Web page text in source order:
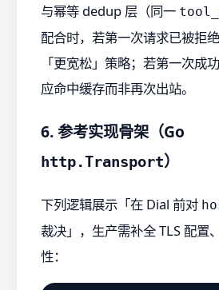
与幂等 dedup 层（同一
配合时，若第一次请求已被拒
「更宽松」策略；若第一次成
应命中缓存而非再次出站。
6. 参考实现骨架（Go
http.Transport）
下列逻辑展示「在 Dial 前对
裁决」，生产需补全 TLS 配置
性：